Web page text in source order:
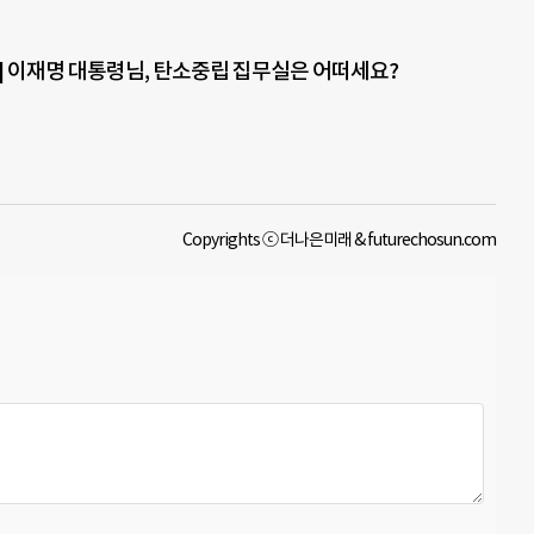
재명 대통령님, 탄소중립 집무실은 어떠세요?
Copyrights ⓒ 더나은미래 & futurechosun.com